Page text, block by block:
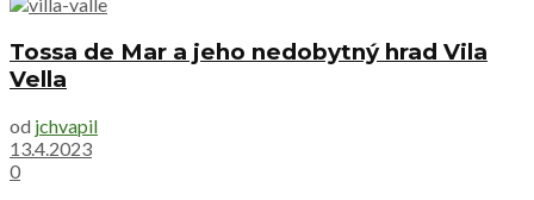
Tossa de Mar a jeho nedobytný hrad Vila
Vella
od jchvapil
13.4.2023
0